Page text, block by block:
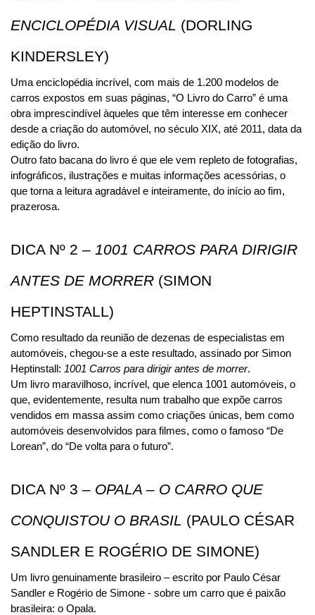
ENCICLOPÉDIA VISUAL (DORLING
KINDERSLEY)
Uma enciclopédia incrível, com mais de 1.200 modelos de
carros expostos em suas páginas, “O Livro do Carro” é uma
obra imprescindível àqueles que têm interesse em conhecer
desde a criação do automóvel, no século XIX, até 2011, data da
edição do livro.
Outro fato bacana do livro é que ele vem repleto de fotografias,
infográficos, ilustrações e muitas informações acessórias, o
que torna a leitura agradável e inteiramente, do início ao fim,
prazerosa.
DICA Nº 2 – 1001 CARROS PARA DIRIGIR
ANTES DE MORRER (SIMON
HEPTINSTALL)
Como resultado da reunião de dezenas de especialistas em
automóveis, chegou-se a este resultado, assinado por Simon
Heptinstall: 1001 Carros para dirigir antes de morrer.
Um livro maravilhoso, incrível, que elenca 1001 automóveis, o
que, evidentemente, resulta num trabalho que expõe carros
vendidos em massa assim como criações únicas, bem como
automóveis desenvolvidos para filmes, como o famoso “De
Lorean”, do “De volta para o futuro”.
DICA Nº 3 – OPALA – O CARRO QUE
CONQUISTOU O BRASIL (PAULO CÉSAR
SANDLER E ROGÉRIO DE SIMONE)
Um livro genuinamente brasileiro – escrito por Paulo César
Sandler e Rogério de Simone - sobre um carro que é paixão
brasileira: o Opala.